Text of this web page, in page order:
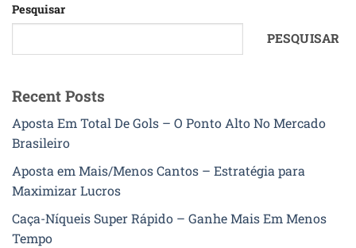
Pesquisar
PESQUISAR
Recent Posts
Aposta Em Total De Gols – O Ponto Alto No Mercado
Brasileiro
Aposta em Mais/Menos Cantos – Estratégia para
Maximizar Lucros
Caça-Níqueis Super Rápido – Ganhe Mais Em Menos
Tempo